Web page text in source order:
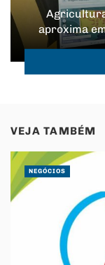
aproxima
VEJA TAMBÉM
NEGÓCIOS